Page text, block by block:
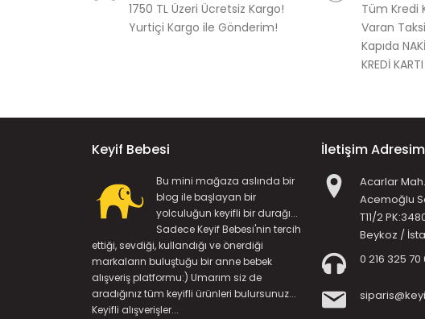
1750 TL Üzeri Ücretsiz Kargo!
Yurtiçi Kargo ile Gönderim!
Tüm Kredi
Varan
Kapıda
KREDİ
Keyif Bebesi
Bu mini mağaza aslında bir
blog ile başlayan bir
yolculuğun keyifli bir durağı...
Sadece Keyif Bebesi'nin tercih
ettiği, sevdiği, kullandığı ve önerdiği
markaların buluştuğu bir anne bebek
alışveriş platformu:) Umarım siz de
aradığınız tüm keyifli ürünleri bulursunuz...
Keyifli alışverişler...
İletişim
Acarlar
Acemoğlu
T11/2
Beykoz /
0 216 325 70